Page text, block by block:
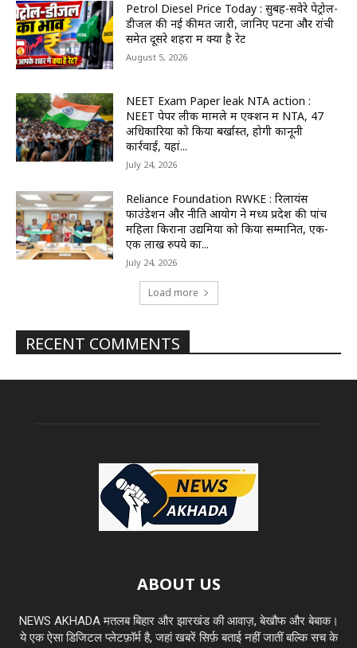
Petrol Diesel Price Today : सुबह-सवेरे पेट्रोल-
डीजल की नई कीमतें जारी, जानिए पटना और रांची
समेत दूसरे शहरों में क्या है रेट
August 5, 2026
NEET Exam Paper leak NTA action :
NEET पेपर लीक मामले में एक्शन में NTA, 47
अधिकारियों को किया बर्खास्त, होगी कानूनी
कार्रवाई, यहां...
July 24, 2026
Reliance Foundation RWKE : रिलायंस
फाउंडेशन और नीति आयोग ने मध्य प्रदेश की पांच
महिला किराना उद्यमियों को किया सम्मानित, एक-
एक लाख रुपये का...
July 24, 2026
Load more
RECENT COMMENTS
ABOUT US
NEWS AKHADA मतलब बिहार और झारखंड की आवाज़, बेखौफ और बेबाक।
ये एक ऐसा डिजिटल प्लेटफ़ॉर्म है, जहां खबरें सिर्फ़ बताई नहीं जातीं बल्कि सच के